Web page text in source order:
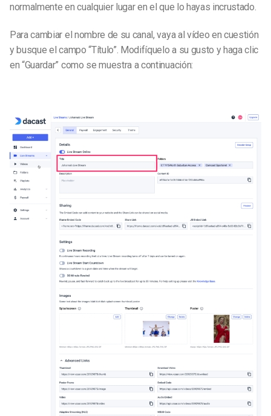
normalmente en cualquier lugar en el que lo hayas incrustado.
Para cambiar el nombre de su canal, vaya al vídeo en cuestión
y busque el campo “Título”. Modifíquelo a su gusto y haga clic
en “Guardar” como se muestra a continuación: